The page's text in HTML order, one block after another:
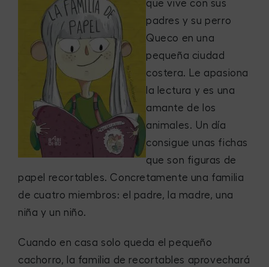
que vive con sus
padres y su perro
Queco en una
pequeña ciudad
costera. Le apasiona
la lectura y es una
amante de los
animales. Un día
consigue unas fichas
que son figuras de
papel recortables. Concretamente una familia
de cuatro miembros: el padre, la madre, una
niña y un niño.
Cuando en casa solo queda el pequeño
cachorro, la familia de recortables aprovechará